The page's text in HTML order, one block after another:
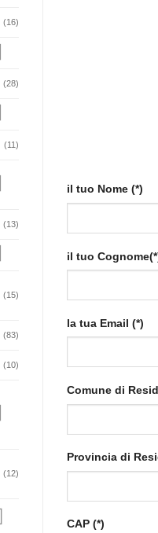
(16)
(28)
(11)
(13)
(15)
(83)
(10)
(12)
il tuo Nome (*)
il tuo
la tua Email (*)
Comune di
Provincia di
CAP (*)